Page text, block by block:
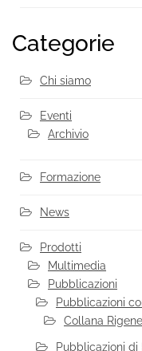
Categorie
Chi siamo
Eventi
Archivio
Formazione
News
Prodotti
Multimedia
Pubblicazioni
Pubblicazioni
Collana
Pubblicazioni di